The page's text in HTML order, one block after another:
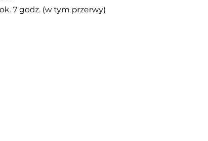
7 godz. (w tym przerwy)
ZG ZASP